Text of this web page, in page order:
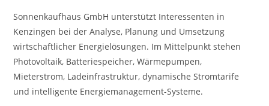
Sonnenkaufhaus GmbH unterstützt Interessenten in
Kenzingen bei der Analyse, Planung und Umsetzung
wirtschaftlicher Energielösungen. Im Mittelpunkt stehen
Photovoltaik, Batteriespeicher, Wärmepumpen,
Mieterstrom, Ladeinfrastruktur, dynamische Stromtarife
und intelligente Energiemanagement-Systeme.